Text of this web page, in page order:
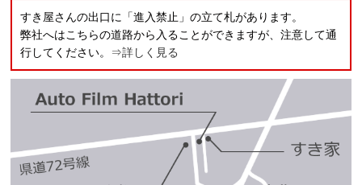
すき屋さんの出口に「進入禁止」の立て札があります。
弊社へはこちらの道路から入ることができますが、注意して通
行してください。 ⇒詳しく見る